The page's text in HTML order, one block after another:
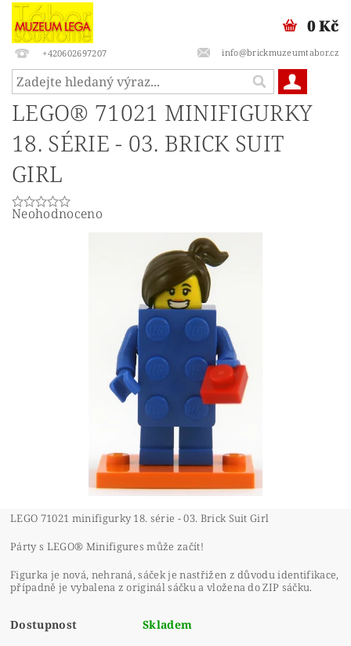
+420602697207 info@brickmuzeumtabor.cz
0 Kč
LEGO® 71021 MINIFIGURKY
18. SÉRIE - 03. BRICK SUIT
GIRL
Neohodnoceno
LEGO 71021 minifigurky 18. série - 03. Brick Suit Girl
Párty s LEGO® Minifigures může začít!
Figurka je nová, nehraná, sáček je nastřižen z důvodu identifikace,
případně je vybalena z originál sáčku a vložena do ZIP sáčku.
Dostupnost Skladem